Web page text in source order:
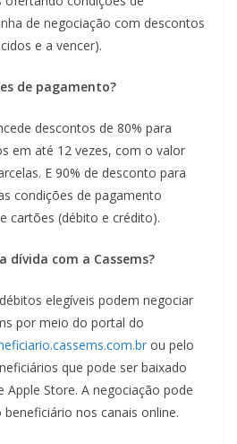
de negociação com descontos
e a vencer).
de pagamento?
descontos de 80% para
em até 12 vezes, com o valor
E 90% de desconto para
condições de pagamento
cartões (débito e crédito).
dívida com a Cassems?
elegíveis podem negociar
por meio do portal do
ou pelo
que pode ser baixado
Apple Store. A negociação pode
nos canais online.